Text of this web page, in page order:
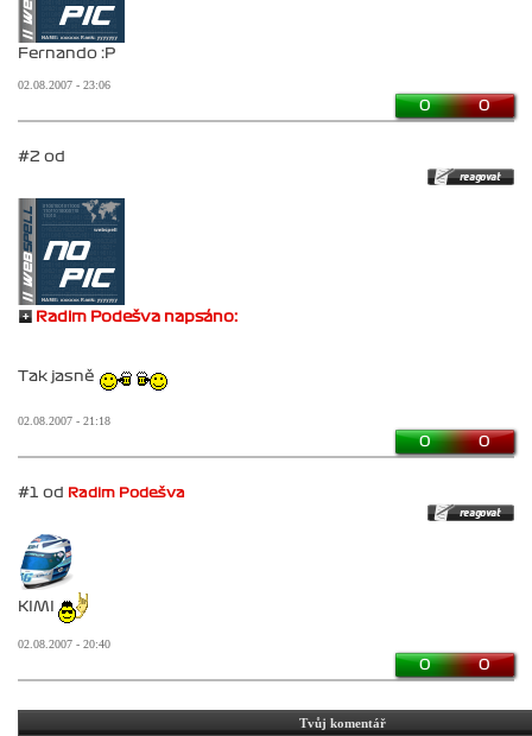
Fernando :P
02.08.2007 - 23:06
0 0
#2 od
Radim Podešva napsáno:
Tak jasně
02.08.2007 - 21:18
0 0
#1 od Radim Podešva
KIMI
02.08.2007 - 20:40
0 0
Tvůj komentář